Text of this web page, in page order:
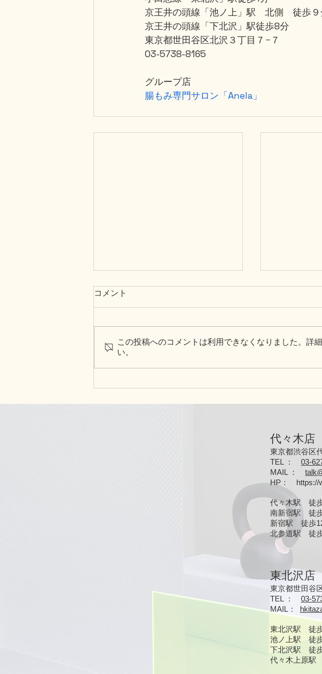
京王井の頭線「池ノ上」駅　北側　徒歩
京王井の頭線「下北沢」駅徒歩8分
東京都世田谷区北沢３丁目７−７
03-5738-8165
グループ店
腸もみ専門サロン「Anela」
第二弾「みのり」記事監修
コメント
この投稿へのコメントは利用できなくなりました。詳
い。
代々木店
東京都渋谷区
TEL ： 03-
MAIL ：
HP ： https://
代々木駅 徒
南新宿駅 徒
新宿駅 徒歩
北参道駅 徒
東北沢店
東京都世田谷
TEL ： 03-
MAIL ：
東北沢駅 徒
池ノ上駅 徒
下北沢駅 徒
代々木上原